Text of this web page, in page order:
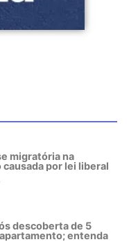
migratória na
causada por lei liberal
descoberta de 5
entenda